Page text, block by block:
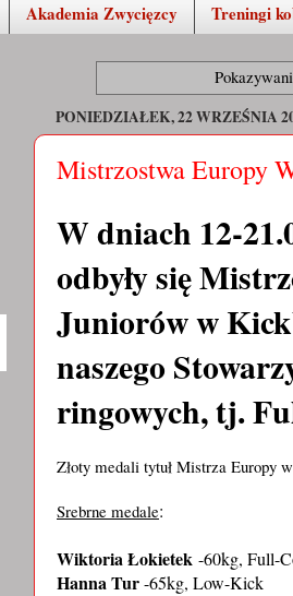
Akademia Zwycięzcy Treningi
PONIEDZIAŁEK, 22 WRZEŚNIA
Mistrzostwa Europy
W dniach 12-
odbyły się
Juniorów w
naszego
ringowych, tj.
Złoty medali tytuł Mistrza Europy
Srebrne medale:
Wiktoria Łokietek -60kg, Full-
Hanna Tur-65kg, Low-Kick